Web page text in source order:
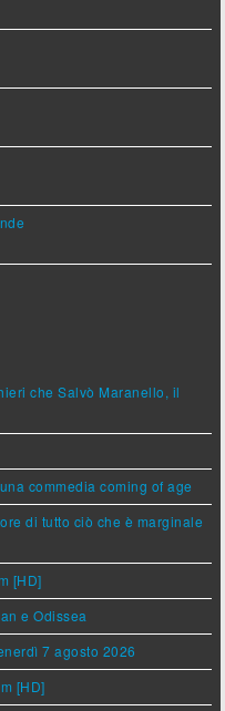
che Salvò Maranello, il
commedia coming of age
di tutto ciò che è marginale
[HD]
e Odissea
7 agosto 2026
[HD]